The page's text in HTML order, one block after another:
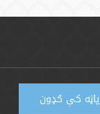
کې ګډون